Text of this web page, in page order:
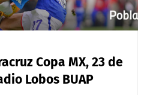
Copa MX, 23 de
Lobos BUAP